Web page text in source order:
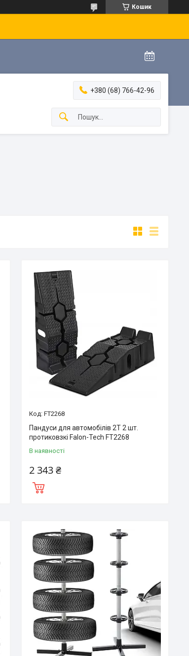
Кошик
+380 (68) 766-42-96
FT2268
Пандуси для автомобілів 2T 2 шт.
протиковзкі Falon-Tech FT2268
В наявності
2 343 ₴